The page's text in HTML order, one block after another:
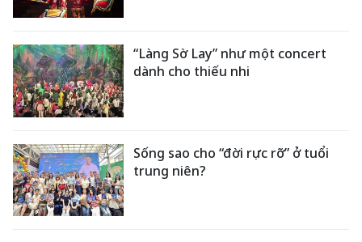
“Làng Sờ Lay” như một concert
dành cho thiếu nhi
Sống sao cho “đời rực rỡ” ở tuổi
trung niên?